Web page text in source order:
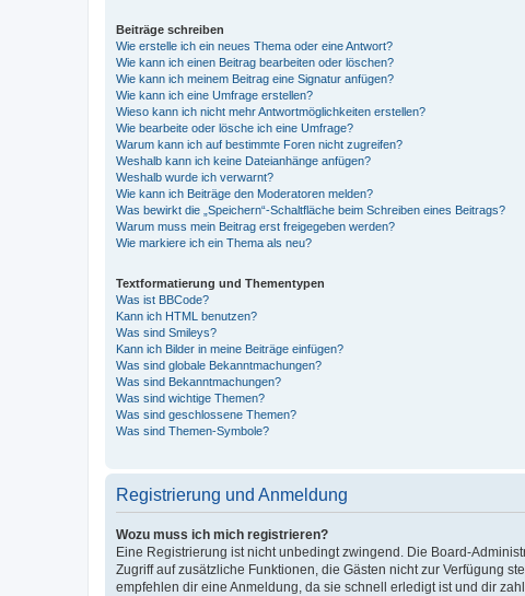
Beiträge schreiben
Wie erstelle ich ein neues Thema oder eine Antwort?
Wie kann ich einen Beitrag bearbeiten oder löschen?
Wie kann ich meinem Beitrag eine Signatur anfügen?
Wie kann ich eine Umfrage erstellen?
Wieso kann ich nicht mehr Antwortmöglichkeiten erstellen?
Wie bearbeite oder lösche ich eine Umfrage?
Warum kann ich auf bestimmte Foren nicht zugreifen?
Weshalb kann ich keine Dateianhänge anfügen?
Weshalb wurde ich verwarnt?
Wie kann ich Beiträge den Moderatoren melden?
Was bewirkt die „Speichern“-Schaltfläche beim Schreiben eines Beitrags?
Warum muss mein Beitrag erst freigegeben werden?
Wie markiere ich ein Thema als neu?
Textformatierung und Thementypen
Was ist BBCode?
Kann ich HTML benutzen?
Was sind Smileys?
Kann ich Bilder in meine Beiträge einfügen?
Was sind globale Bekanntmachungen?
Was sind Bekanntmachungen?
Was sind wichtige Themen?
Was sind geschlossene Themen?
Was sind Themen-Symbole?
Registrierung und Anmeldung
Wozu muss ich mich registrieren?
Eine Registrierung ist nicht unbedingt zwingend. Die Board-
Zugriff auf zusätzliche Funktionen, die Gästen nicht zur Verfügung
empfehlen dir eine Anmeldung, da sie schnell erledigt ist und dir